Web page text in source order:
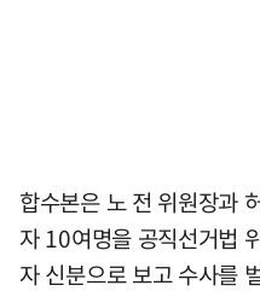
합수본은 노 전 위원장과
자 10여명을 공직선거법
자 신분으로 보고 수사를